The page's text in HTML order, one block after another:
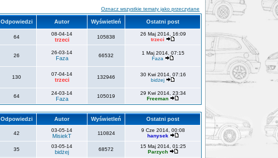
Oznacz wszystkie tematy jako przeczytane
Odpowiedzi Autor Wyświetleń Ostatni post
64
08-04-14
trzeci 105838
26 Maj 2014, 16:09
trzeci
26
26-03-14
Faza 66532
1 Maj 2014, 07:15
Faza
130
07-04-14
trzeci 132946
30 Kwi 2014, 07:16
bidżej
64
24-03-14
Faza 105019
29 Kwi 2014, 23:34
Freeman
Odpowiedzi Autor Wyświetleń
Ostatni post
42
03-05-14
MisiekT 110824
9 Cze 2014, 00:08
hanysek
35
03-05-14
bidżej 68572
15 Maj 2014, 01:25
Parzych